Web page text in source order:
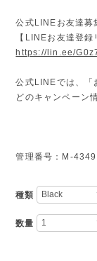
公式LINEお友達募
【LINEお友達登録
https://lin.ee/
公式LINEでは、「
どのキャンペーン
管理番号：M-4349
種類
数量